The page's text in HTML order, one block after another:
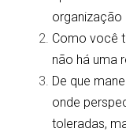
organização
Como você
não há uma
De que
onde
toleradas,